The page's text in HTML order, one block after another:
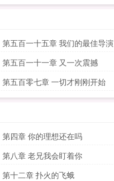
第五百一十五章 我们的最佳导演
第五百一十一章 又一次震撼
第五百零七章 一切才刚刚开始
第四章 你的理想还在吗
第八章 老兄我会盯着你
第十二章 扑火的飞蛾